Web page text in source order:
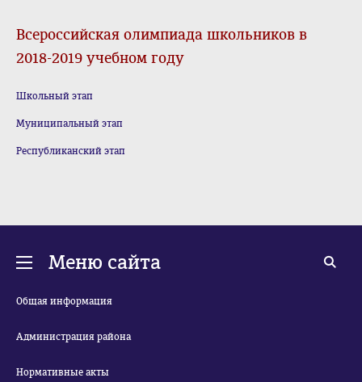
Всероссийская олимпиада школьников в
2018-2019 учебном году
Школьный этап
Муниципальный этап
Республиканский этап
Меню сайта
Общая информация
Администрация района
Нормативные акты